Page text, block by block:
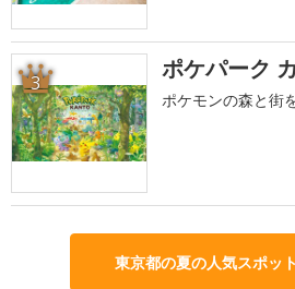
3 ポケパーク
ポケモンの森と街
東京都の夏の人気スポッ